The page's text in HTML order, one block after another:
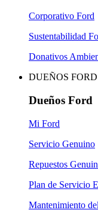
Corporativo Ford
Sustentabilidad
Donativos
DUEÑOS FORD
Dueños Ford
Mi Ford
Servicio Genuino
Repuestos
Plan de Servicio
Mantenimiento